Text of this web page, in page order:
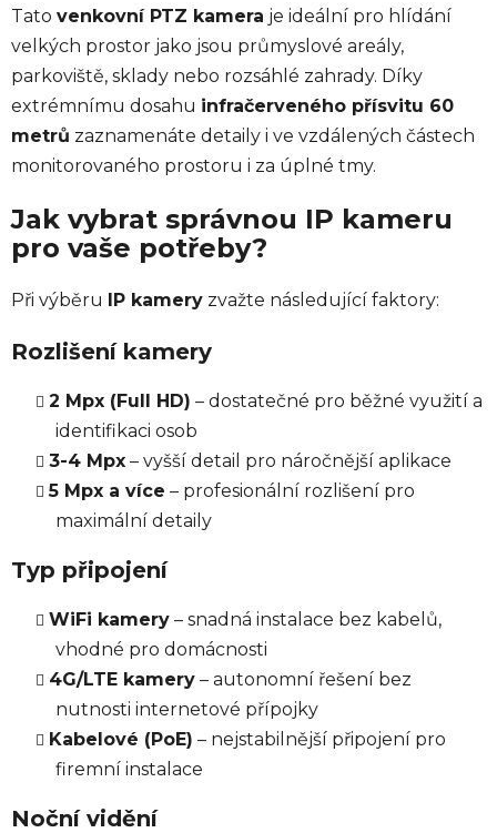
Tato venkovní PTZ kamera je ideální pro hlídání
velkých prostor jako jsou průmyslové areály,
parkoviště, sklady nebo rozsáhlé zahrady. Díky
extrémnímu dosahu infračerveného přísvitu 60
metrů zaznamenáte detaily i ve vzdálených částech
monitorovaného prostoru i za úplné tmy.
Jak vybrat správnou IP kameru
pro vaše potřeby?
Při výběru IP kamery zvažte následující faktory:
Rozlišení kamery
2 Mpx (Full HD) – dostatečné pro běžné využití a
identifikaci osob
3-4 Mpx – vyšší detail pro náročnější aplikace
5 Mpx a více – profesionální rozlišení pro
maximální detaily
Typ připojení
WiFi kamery – snadná instalace bez kabelů,
vhodné pro domácnosti
4G/LTE kamery – autonomní řešení bez
nutnosti internetové přípojky
Kabelové (PoE) – nejstabilnější připojení pro
firemní instalace
Noční vidění